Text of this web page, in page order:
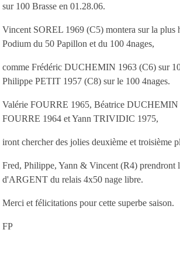
sur 100 Brasse en 01.28.06.
Vincent SOREL 1969 (C5) montera sur la plus
Podium du 50 Papillon et du 100 4nages,
comme Frédéric DUCHEMIN 1963 (C6) sur
Philippe PETIT 1957 (C8) sur le 100 4nages.
Valérie FOURRE 1965, Béatrice DUCHEMIN
FOURRE 1964 et Yann TRIVIDIC 1975,
iront chercher des jolies deuxième et troisième
Fred, Philippe, Yann & Vincent (R4) prendront
d'ARGENT du relais 4x50 nage libre.
Merci et félicitations pour cette superbe saison.
FP